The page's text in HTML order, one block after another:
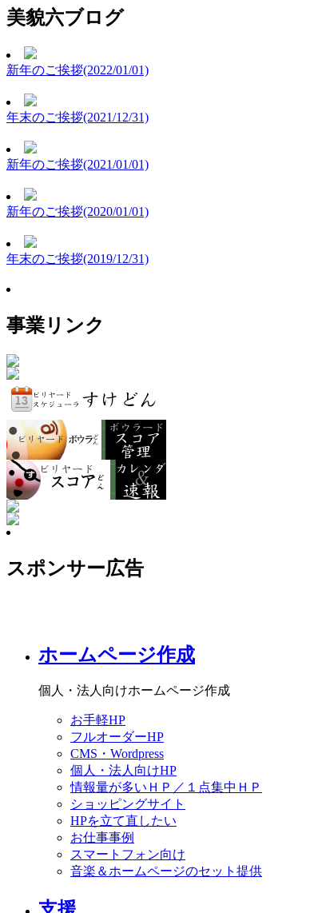
美貌六ブログ
新年のご挨拶(2022/01/01)
年末のご挨拶(2021/12/31)
新年のご挨拶(2021/01/01)
新年のご挨拶(2020/01/01)
年末のご挨拶(2019/12/31)
事業リンク
スポンサー広告
ホームページ作成
個人・法人向けホームページ作成
お手軽HP
フルオーダーHP
CMS・Wordpress
個人・法人向けHP
情報量が多いＨＰ／１点集中ＨＰ
ショッピングサイト
HPを立て直したい
お仕事事例
スマートフォン向け
音楽＆ホームページのセット提供